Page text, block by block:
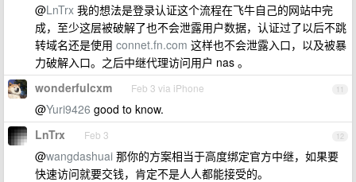
@LnTrx 我的想法是登录认证这个流程在飞牛自己的网站中完
成，至少这层被破解了也不会泄露用户数据，认证过了以后不跳
转域名还是使用 connet.fn.com 这样也不会泄露入口，以及被暴
力破解入口。之后中继代理访问用户 nas 。
11
wonderfulcxm Feb 3 via iPhone
@Yuri9426 good to know.
12
LnTrx Feb 3
@wangdashuai 那你的方案相当于高度绑定官方中继，如果要
快速访问就要交钱，肯定不是人人都能接受的。